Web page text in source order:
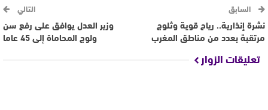
السابق
نشرة إنذارية.. رياح قوية وثلوج
مرتقبة بعدد من مناطق المغرب
التالي
وزير العدل يوافق على رفع سن
ولوج المحاماة إلى 45 عاما
تعليقات الزوار